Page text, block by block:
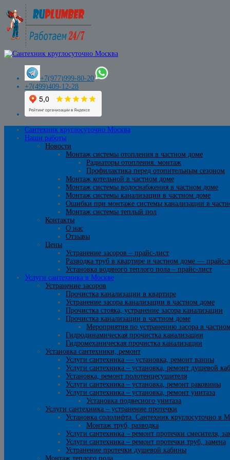
+7(977)999-80-20
+7(499)409-12-28
Сантехник круглосуточно Москва
Наши работы
Новости
Монтаж системы отопления в частном доме
Радиаторы отопления. монтаж
Профилактика перед отопительным сезоном
Монтаж котельной в частном доме
Монтаж системы водоснабжения в частном доме
Монтаж системы канализации в частном доме
Ошибки при монтаже системы канализации в
Монтаж системы теплый пол
Контакты
О нас
Отзывы
Цены
Устранение засоров – прайс-лист
Разводка труб в квартире и частном доме — прайс-
Установка водяного теплого пола – прайс-лист
Услуги сантехника в Москве
Устранение засоров
Прочистка канализации в квартире
Устранение засора канализации в частном доме
Прочистка стояка, устранение засора канализации
Прочистка канализации в частном доме
Мероприятия по устранению засора в
Гидродинамическая прочистка канализации
Гидромеханическая прочистка канализации
Установка сантехники, ремонт
Услуги сантехника — установка, ремонт ванны
Услуги сантехника – установка, ремонт душевой
Установка, ремонт полотенцесушителя
Услуги сантехника – установка, ремонт раковины
Услуги сантехника – установка, ремонт унитаза
Установка подвесного унитаза
Услуги сантехника – устранение протечки
Установка сололифта. Сантехник круглосуточно в
Монтаж труб, разводка
Услуги сантехника – ремонт протечки смесителя,
Услуги сантехника – ремонт протечки труб, замена
Устранение протечки душевой кабины
Монтаж теплого пола